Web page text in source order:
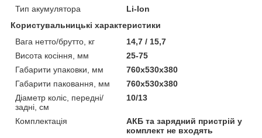
Тип акумулятора
Li-Ion
Користувальницькі характеристики
Вага нетто/брутто, кг
14,7 / 15,7
Висота косіння, мм
25-75
Габарити упаковки, мм
760х530х380
Габарити паковання, мм
760х530х380
Діаметр коліс, передні/
задні, см
10/13
Комплектація
АКБ та зарядний пристрій у
комплект не входять